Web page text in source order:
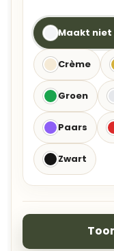
Maakt niet
Crème
Groen
Paars
Zwart